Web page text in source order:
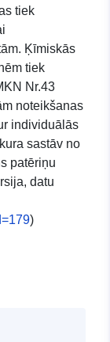
tiek
Ķīmiskās
tiek
Nr.43
noteikšanas
individuālās
sastāv no
patēriņu
datu
)